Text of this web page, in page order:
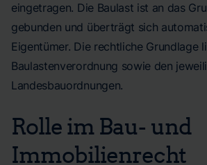
eingetragen. Die Baulast ist an das
gebunden und überträgt sich
Eigentümer. Die rechtliche Grundlage
Baulastenverordnung sowie den
Landesbauordnungen.
Rolle im Bau- und
Immobilienrecht